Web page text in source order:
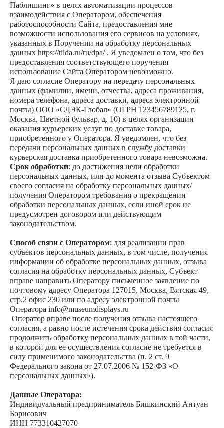
Паблишинг» в целях автоматизации процессов
взаимодействия с Оператором, обеспечения
работоспособности Сайта, предоставления мне
возможности использования его сервисов на условиях,
указанных в Поручении на обработку персональных
данных https://tilda.ru/ru/dpa/ . Я уведомлен о том, что без
предоставления соответствующего поручения
использование Сайта Оператором невозможно.
Я даю согласие Оператору на передачу персональных
данных (фамилии, имени, отчества, адреса проживания,
номера телефона, адреса доставки, адреса электронной
почты) ООО «СДЭК-Глобал» (ОГРН 123456789125, г.
Москва, Цветной бульвар, д. 10) в целях организации
оказания курьерских услуг по доставке товара,
приобретенного у Оператора. Я уведомлен, что без
передачи персональных данных в службу доставки
курьерская доставка приобретенного товара невозможна.
Срок обработки: до достижения цели обработки
персональных данных, или до момента отзыва Субъектом
своего согласия на обработку персональных данных/
получения Оператором требования о прекращении
обработки персональных данных, если иной срок не
предусмотрен договором или действующим
законодательством.
Способ связи с Оператором: для реализации прав
субъектов персональных данных, в том числе, получения
информации об обработке персональных данных, отзыва
согласия на обработку персональных данных, Субъект
вправе направить Оператору письменное заявление по
почтовому адресу Оператора 127015, Москва, Вятская 49,
стр.2 офис 230 или по адресу электронной почты
Оператора info@museumdisplays.ru
Оператор вправе после получения отзыва настоящего
согласия, а равно после истечения срока действия согласия
продолжить обработку персональных данных в той части,
в которой для ее осуществления согласие не требуется в
силу применимого законодательства (п. 2 ст. 9
Федерального закона от 27.07.2006 № 152-ФЗ «О
персональных данных»).
Данные Оператора:
Индивидуальный предприниматель Бишкинский Антуан
Борисович
ИНН 773310427070
Нужно нестандартное
оборудование?
Оставьте заявку, прикрепите фото и свои
пожелания по материалу и цвету.
+7
ТЗ или фото
Загрузить файлы
Смотреть примеры